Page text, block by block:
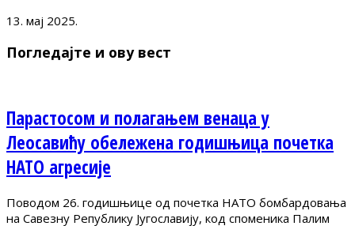
13. мај 2025.
Погледајте и ову вест
Парастосом и полагањем венаца у
Леосавићу обележена годишњица почетка
НАТО агресије
Поводом 26. годишњице од почетка НАТО бомбардовања
на Савезну Републику Југославију, код споменика Палим